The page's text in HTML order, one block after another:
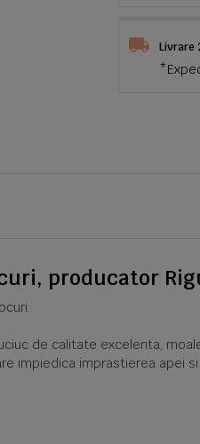
Livrare
producator
de calitate excelenta,
impiedica imprastierea apei